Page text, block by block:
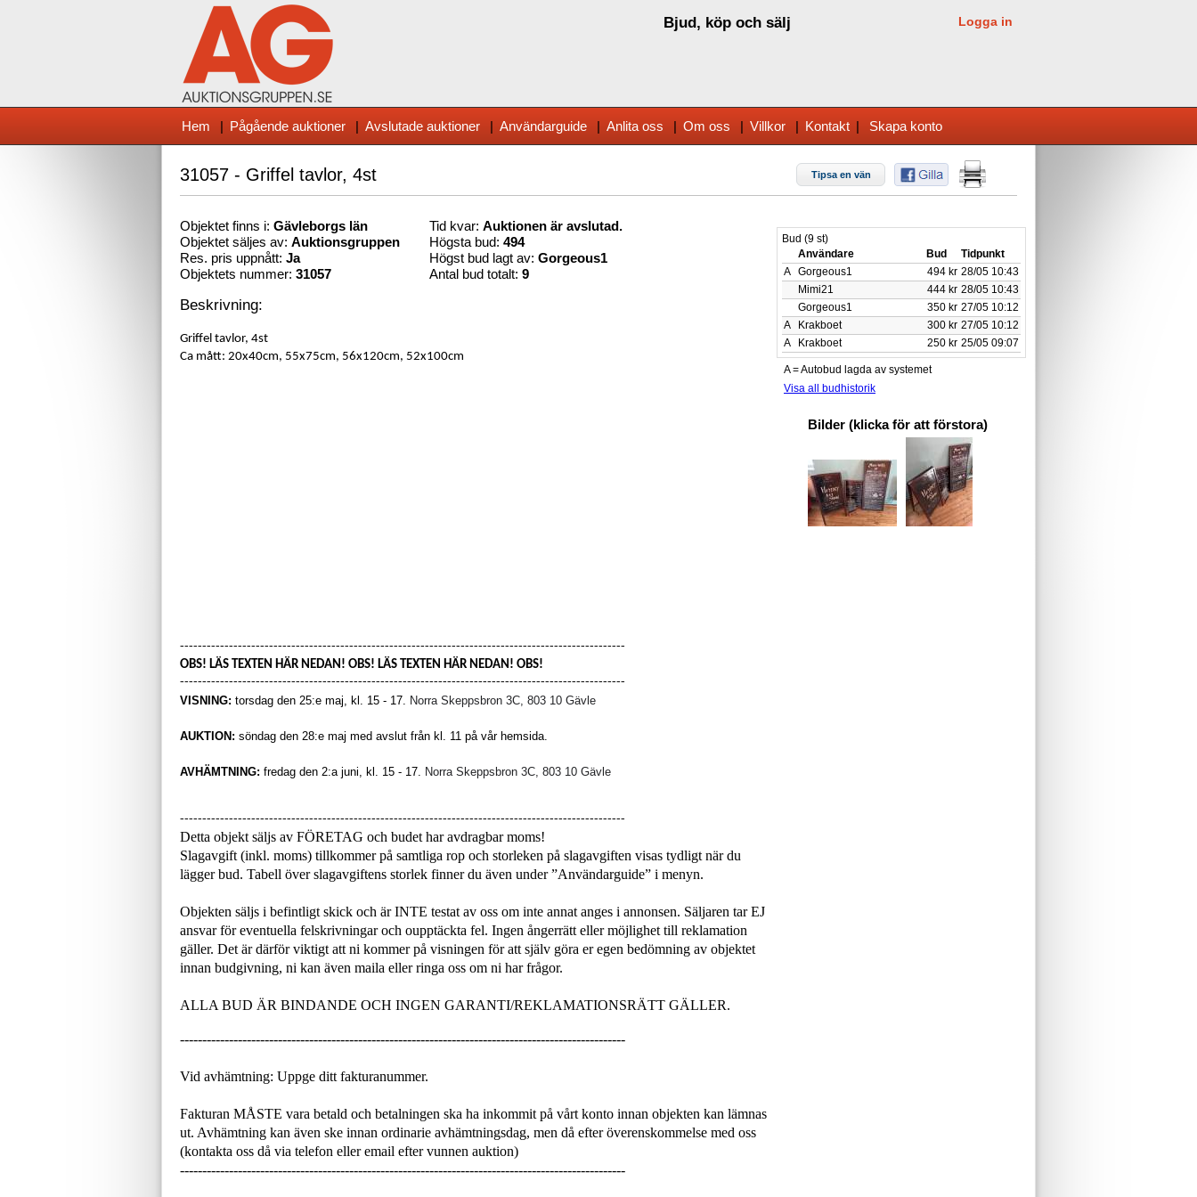
Bjud, köp och sälj Logga in
Hem | Pågående auktioner | Avslutade auktioner | Användarguide | Anlita oss | Om oss | Villkor | Kontakt | Skapa konto
Tipsa en vän
31057 - Griffel tavlor, 4st
Objektet finns i: Gävleborgs län
Objektet säljes av: Auktionsgruppen
Res. pris uppnått: Ja
Objektets nummer: 31057
Tid kvar: Auktionen är avslutad.
Högsta bud: 494
Högst bud lagt av: Gorgeous1
Antal bud totalt: 9
Beskrivning:
Griffel tavlor, 4st
Ca mått: 20x40cm, 55x75cm, 56x120cm, 52x100cm
----------------------------------------------------------------------------------------------------
OBS! LÄS TEXTEN HÄR NEDAN! OBS! LÄS TEXTEN HÄR NEDAN! OBS!
----------------------------------------------------------------------------------------------------
VISNING: torsdag den 25:e maj, kl. 15 - 17. Norra Skeppsbron 3C, 803 10 Gävle
AUKTION: söndag den 28:e maj med avslut från kl. 11 på vår hemsida.
AVHÄMTNING: fredag den 2:a juni, kl. 15 - 17. Norra Skeppsbron 3C, 803 10 Gävle
----------------------------------------------------------------------------------------------------
Detta objekt säljs av FÖRETAG och budet har avdragbar moms!
Slagavgift (inkl. moms) tillkommer på samtliga rop och storleken på slagavgiften visas tydligt när du
lägger bud. Tabell över slagavgiftens storlek finner du även under ”Användarguide” i menyn.
Objekten säljs i befintligt skick och är INTE testat av oss om inte annat anges i annonsen. Säljaren tar EJ
ansvar för eventuella felskrivningar och oupptäckta fel. Ingen ångerrätt eller möjlighet till reklamation
gäller. Det är därför viktigt att ni kommer på visningen för att själv göra er egen bedömning av objektet
innan budgivning, ni kan även maila eller ringa oss om ni har frågor.
ALLA BUD ÄR BINDANDE OCH INGEN GARANTI/REKLAMATIONSRÄTT GÄLLER.
----------------------------------------------------------------------------------------------------
Vid avhämtning: Uppge ditt fakturanummer.
Fakturan MÅSTE vara betald och betalningen ska ha inkommit på vårt konto innan objekten kan lämnas
ut. Avhämtning kan även ske innan ordinarie avhämtningsdag, men då efter överenskommelse med oss
(kontakta oss då via telefon eller email efter vunnen auktion)
----------------------------------------------------------------------------------------------------
Bilder (klicka för att förstora)